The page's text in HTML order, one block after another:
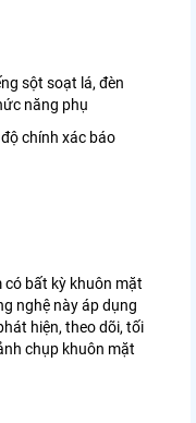
sột soạt lá, đèn
năng phụ
chính xác báo
có bất kỳ khuôn mặt
nghệ này áp dụng
hiện, theo dõi, tối
chụp khuôn mặt